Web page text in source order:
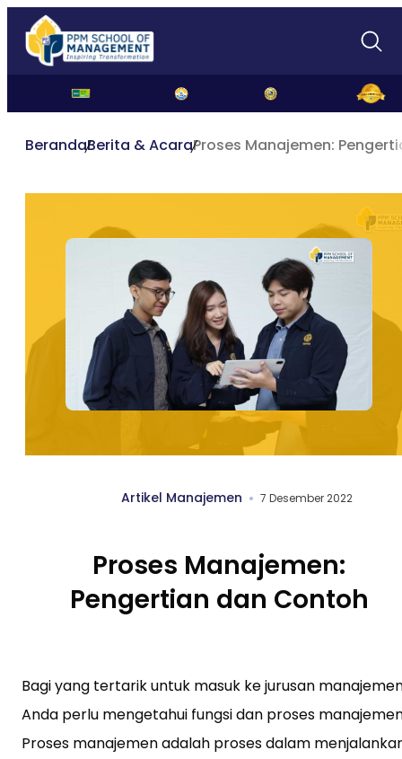
BerandaBerita & AcaraProses Manajemen:
Artikel Manajemen 7 Desember 2022
Proses Manajemen:
Pengertian dan Contoh
Bagi yang tertarik untuk masuk ke jurusan
Anda perlu mengetahui fungsi dan proses
Proses manajemen adalah proses dalam